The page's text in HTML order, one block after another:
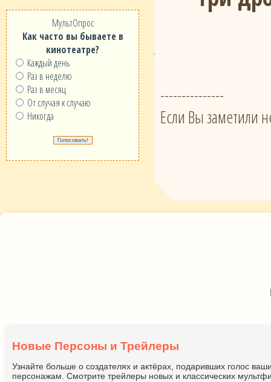
МультОпрос
Как часто вы бываете в
кинотеатре?
Каждый день
Раз в неделю
Раз в месяц
От случая к случаю
Никогда
---------------
Если Вы заметили
Новые Персоны и Трейлеры
Узнайте больше о создателях и актёрах, подаривших голос
персонажам. Смотрите трейлеры новых и классических